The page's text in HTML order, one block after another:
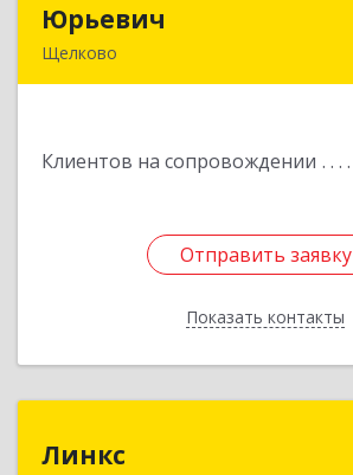
Юрьевич
Щелково
Клиентов на сопровождении
Отправить заявку
Показать контакты
Отправить заявку
Назад
Линкс